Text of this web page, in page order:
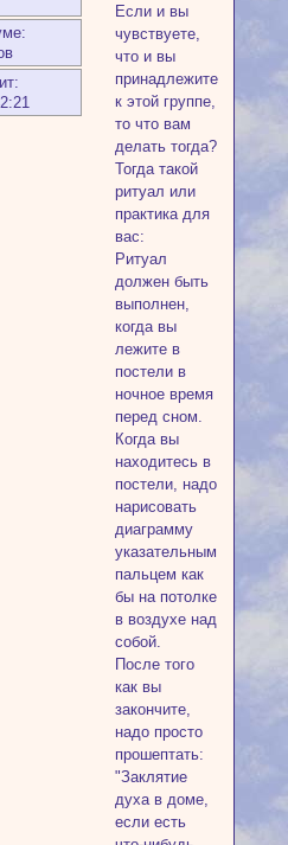
Если и вы
чувствуете,
что и вы
принадлежите
к этой группе,
то что вам
делать тогда?
Тогда такой
ритуал или
практика для
вас:
Ритуал
должен быть
выполнен,
когда вы
лежите в
постели в
ночное время
перед сном.
Когда вы
находитесь в
постели, надо
нарисовать
диаграмму
указательным
пальцем как
бы на потолке
в воздухе над
собой.
После того
как вы
закончите,
надо просто
прошептать:
"Заклятие
духа в доме,
если есть